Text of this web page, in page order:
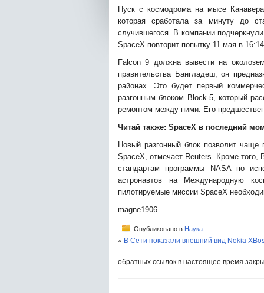
Пуск с космодрома на мысе
которая сработала за минуту до
случившегося. В компании
SpaceX повторит попытку 11 мая в
Falcon 9 должна вывести на
правительства Бангладеш, он
районах. Это будет первый
разгонным блоком Block-5, который
ремонтом между ними. Его
Читай также: SpaceX в последний
Новый разгонный блок позволит чаще
SpaceX, отмечает Reuters. Кроме того,
стандартам программы NASA по
астронавтов на Международную
пилотируемые миссии SpaceX
magne1906
Опубликовано в Наука
« В Сети показали внешний вид Nokia X
обратных ссылок в настоящее время